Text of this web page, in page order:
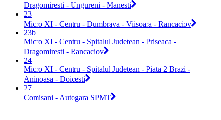
Dragomiresti - Ungureni - Manesti
23
Micro XI - Centru - Dumbrava - Viisoara - Rancaciov
23b
Micro XI - Centru - Spitalul Judetean - Priseaca -
Dragomiresti - Rancaciov
24
Micro XI - Centru - Spitalul Judetean - Piata 2 Brazi -
Aninoasa - Doicesti
27
Comisani - Autogara SPMT